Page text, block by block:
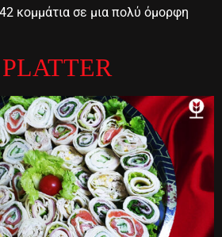
κομμάτια σε μια πολύ όμορφη